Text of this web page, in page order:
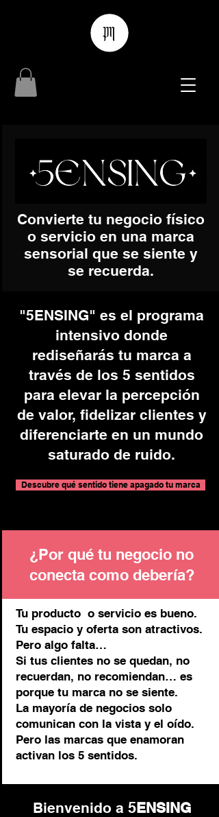
Convierte tu negocio físico
o servicio en una marca
sensorial que se siente y
se recuerda.
"5ENSING" es el programa
intensivo donde
rediseñarás tu marca a
través de los 5 sentidos
para elevar la percepción
de valor, fidelizar clientes y
diferenciarte en un mundo
saturado de ruido.
Descubre qué sentido tiene apagado tu marca
¿Por qué tu negocio no
conecta como debería?
Tu producto o servicio es bueno.
Tu espacio y oferta son atractivos.
Pero algo falta…
Si tus clientes no se quedan, no
recuerdan, no recomiendan… es
porque tu marca no se siente.
La mayoría de negocios solo
comunican con la vista y el oído.
Pero las marcas que enamoran
activan los 5 sentidos.
Bienvenido a 5ENSING